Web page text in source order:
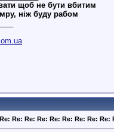
щоб не бути вбитим
ніж буду рабом
Re: Re: Re: Re: Re: Re: Re: Re: